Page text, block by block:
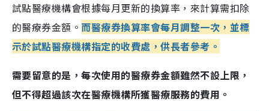
試點醫療機構會根據每月更新的換算率，來計算需扣除
的醫療券金額。 而醫療券換算率會每月調整一次，並標
示於試點醫療機構指定的收費處，供長者參考。
需要留意的是，每次使用的醫療券金額雖然不設上限，
但不得超過該次在醫療機構所獲醫療服務的費用。